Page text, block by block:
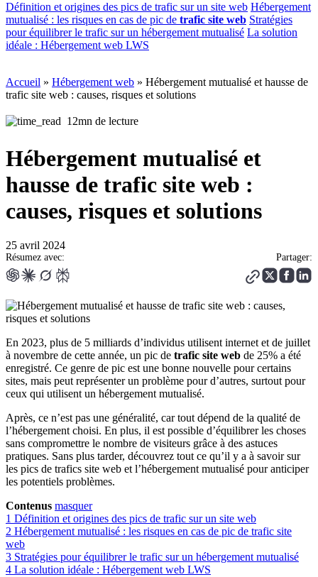
Définition et origines des pics de trafic sur un site web Hébergement
mutualisé : les risques en cas de pic de trafic site web Stratégies
pour équilibrer le trafic sur un hébergement mutualisé La solution
idéale : Hébergement web LWS
Accueil » Hébergement web » Hébergement mutualisé et hausse de
trafic site web : causes, risques et solutions
12mn de lecture
Hébergement mutualisé et
hausse de trafic site web :
causes, risques et solutions
25 avril 2024
Résumez avec: Partager:
En 2023, plus de 5 milliards d’individus utilisent internet et de juillet
à novembre de cette année, un pic de trafic site web de 25% a été
enregistré. Ce genre de pic est une bonne nouvelle pour certains
sites, mais peut représenter un problème pour d’autres, surtout pour
ceux qui utilisent un hébergement mutualisé.
Après, ce n’est pas une généralité, car tout dépend de la qualité de
l’hébergement choisi. En plus, il est possible d’équilibrer les choses
sans compromettre le nombre de visiteurs grâce à des astuces
pratiques. Sans plus tarder, découvrez tout ce qu’il y a à savoir sur
les pics de trafics site web et l’hébergement mutualisé pour anticiper
les potentiels problèmes.
Contenus masquer
1 Définition et origines des pics de trafic sur un site web
2 Hébergement mutualisé : les risques en cas de pic de trafic site
web
3 Stratégies pour équilibrer le trafic sur un hébergement mutualisé
4 La solution idéale : Hébergement web LWS